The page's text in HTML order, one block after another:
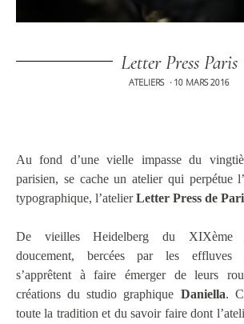
Letter Press Paris
ATELIERS • 10 MARS 2016
Au fond d’une vielle impasse du
parisien, se cache un atelier qui perpétue
typographique, l’atelierLetter Press de
De vieilles Heidelberg du XIXème
doucement, bercées par les effluves
s’apprêtent à faire émerger de leurs
créations du studio graphique Daniella.
toute la tradition et du savoir faire dont